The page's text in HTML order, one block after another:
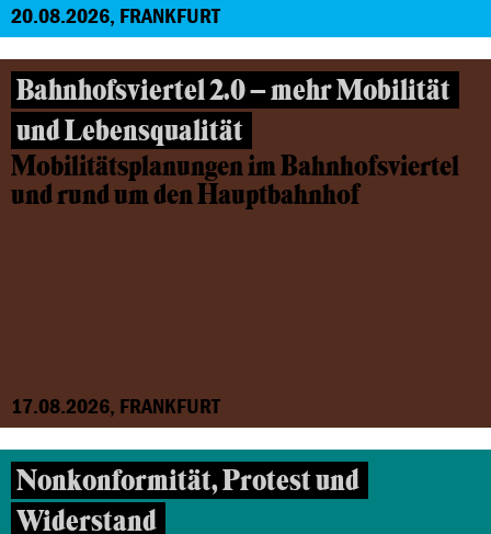
20.08.2026, FRANKFURT
Bahnhofsviertel 2.0 – mehr Mobilität
und Lebensqualität
Mobilitätsplanungen im Bahnhofsviertel
und rund um den Hauptbahnhof
17.08.2026, FRANKFURT
Nonkonformität, Protest und
Widerstand